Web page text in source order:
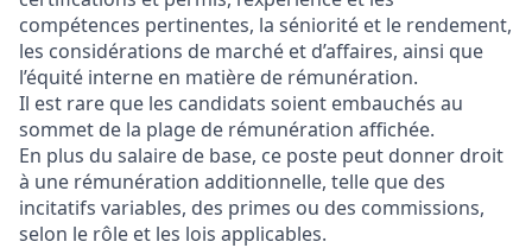
compétences pertinentes, la séniorité et le rendement,
les considérations de marché et d’affaires, ainsi que
l’équité interne en matière de rémunération.
Il est rare que les candidats soient embauchés au
sommet de la plage de rémunération affichée.
En plus du salaire de base, ce poste peut donner droit
à une rémunération additionnelle, telle que des
incitatifs variables, des primes ou des commissions,
selon le rôle et les lois applicables.